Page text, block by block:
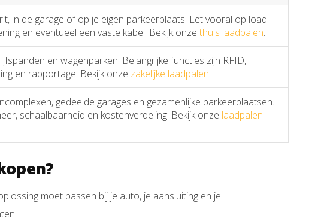
in de garage of op je eigen parkeerplaats. Let vooral op load
en eventueel een vaste kabel. Bekijk onze thuis laadpalen.
en wagenparken. Belangrijke functies zijn RFID,
en rapportage. Bekijk onze zakelijke laadpalen.
gedeelde garages en gezamenlijke parkeerplaatsen.
schaalbaarheid en kostenverdeling. Bekijk onze laadpalen
moet passen bij je auto, je aansluiting en je